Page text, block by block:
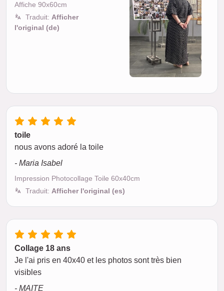
Affiche 90x60cm
Traduit: Afficher
l'original (de)
toile
nous avons adoré la toile
- Maria Isabel
Impression Photocollage Toile 60x40cm
Traduit: Afficher l'original (es)
Collage 18 ans
Je l'ai pris en 40x40 et les photos sont très bien
visibles
- MAITE